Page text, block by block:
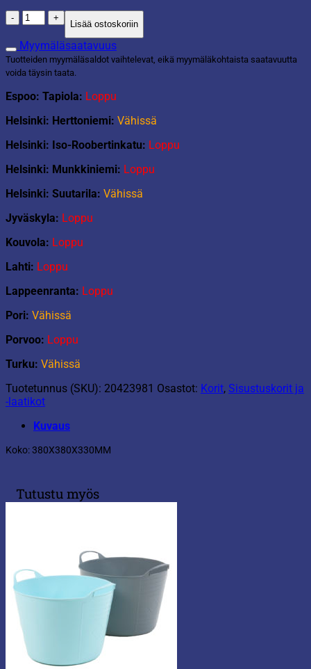
Olkikori
kahvoilla
l-
koko
määrä
Lisää ostoskoriin
Myymäläsaatavuus
Tuotteiden myymäläsaldot vaihtelevat, eikä myymäläkohtaista saatavuutta
voida täysin taata.
Espoo: Tapiola: Loppu
Helsinki: Herttoniemi: Vähissä
Helsinki: Iso-Roobertinkatu: Loppu
Helsinki: Munkkiniemi: Loppu
Helsinki: Suutarila: Vähissä
Jyväskyla: Loppu
Kouvola: Loppu
Lahti: Loppu
Lappeenranta: Loppu
Pori: Vähissä
Porvoo: Loppu
Turku: Vähissä
Tuotetunnus (SKU): 20423981 Osastot: Korit, Sisustuskorit ja
-laatikot
Kuvaus
Koko: 380X380X330MM
Tutustu myös